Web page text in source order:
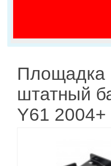
Площадка
штатный
Y61 2004+